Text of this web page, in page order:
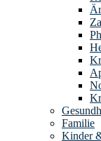
Familie
Kinder